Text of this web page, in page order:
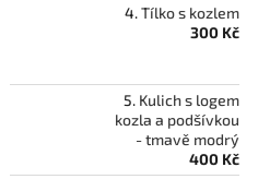
Tílko s kozlem
300 Kč
Kulich s logem
kozla a podšívkou
- tmavě modrý
400 Kč